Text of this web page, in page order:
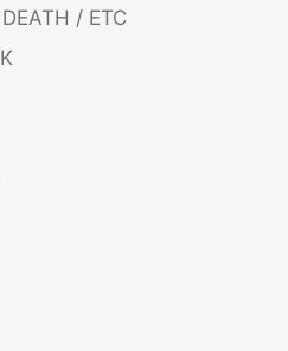
/ ETC